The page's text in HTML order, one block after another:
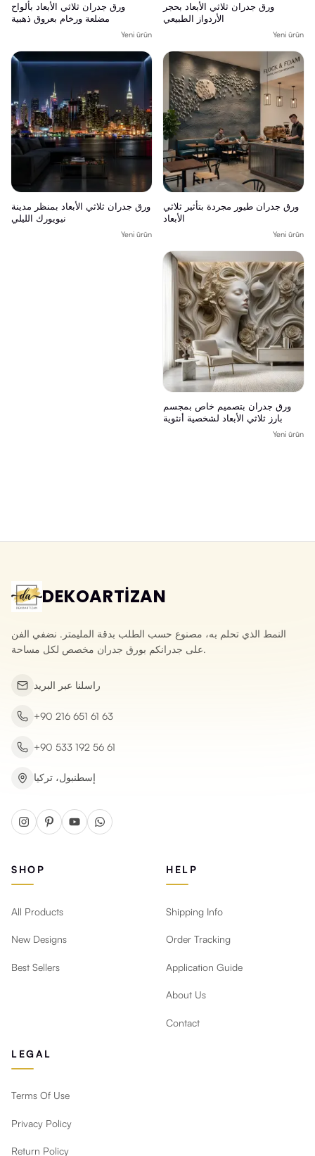
ورق جدران ثلاثي الأبعاد بحجر
الأردواز الطبيعي
Yeni ürün
ورق جدران ثلاثي الأبعاد بألواح
مضلعة ورخام بعروق ذهبية
Yeni ürün
ورق جدران طيور مجردة بتأثير ثلاثي
الأبعاد
Yeni ürün
ورق جدران ثلاثي الأبعاد بمنظر مدينة
نيويورك الليلي
Yeni ürün
ورق جدران بتصميم خاص بمجسم
بارز ثلاثي الأبعاد لشخصية أنثوية
Yeni ürün
DEKOARTİZAN
النمط الذي تحلم به، مصنوع حسب الطلب بدقة المليمتر. نضفي الفن
على جدرانكم بورق جدران مخصص لكل مساحة.
راسلنا عبر البريد
+90 216 651 61 63
+90 533 192 56 61
إسطنبول، تركيا
SHOP
All Products
New Designs
Best Sellers
HELP
Shipping Info
Order Tracking
Application Guide
About Us
Contact
LEGAL
Terms Of Use
Privacy Policy
Return Policy